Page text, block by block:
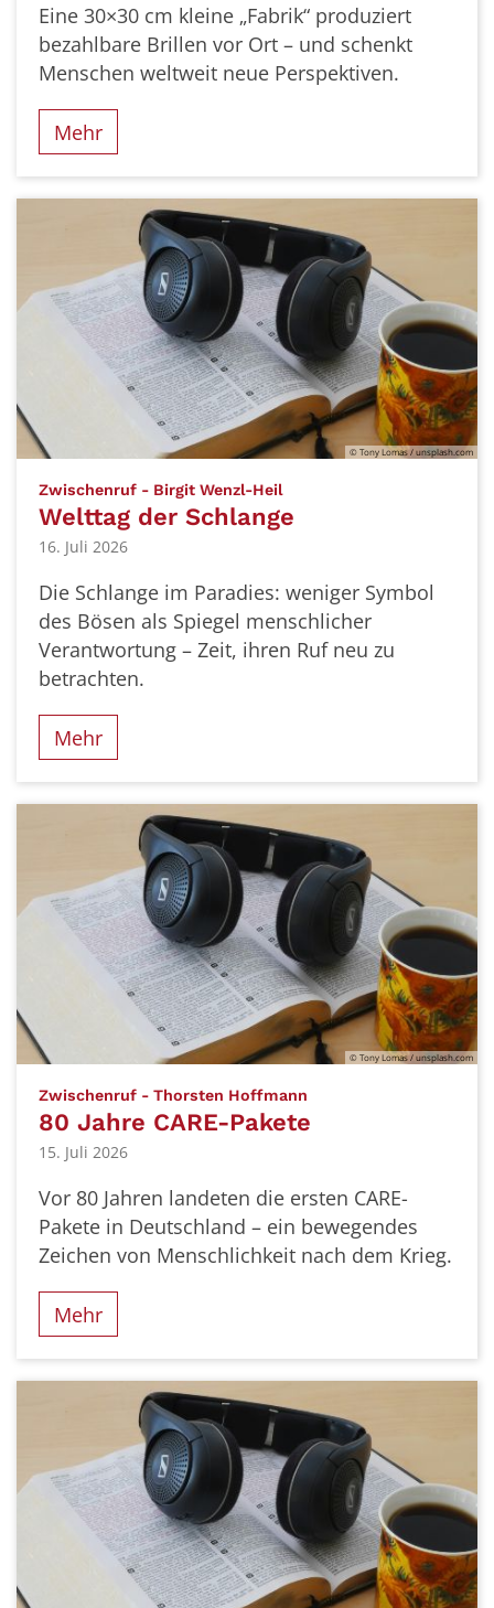
Eine 30×30 cm kleine „Fabrik“ produziert
bezahlbare Brillen vor Ort – und schenkt
Menschen weltweit neue Perspektiven.
Mehr
© Tony Lomas / unsplash.com
Zwischenruf - Birgit Wenzl-Heil
Welttag der Schlange
16. Juli 2026
Die Schlange im Paradies: weniger Symbol
des Bösen als Spiegel menschlicher
Verantwortung – Zeit, ihren Ruf neu zu
betrachten.
Mehr
© Tony Lomas / unsplash.com
Zwischenruf - Thorsten Hoffmann
80 Jahre CARE-Pakete
15. Juli 2026
Vor 80 Jahren landeten die ersten CARE-
Pakete in Deutschland – ein bewegendes
Zeichen von Menschlichkeit nach dem Krieg.
Mehr